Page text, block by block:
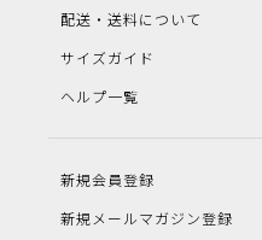
配送・送料について
サイズガイド
ヘルプ一覧
新規会員登録
新規メールマガジン登録